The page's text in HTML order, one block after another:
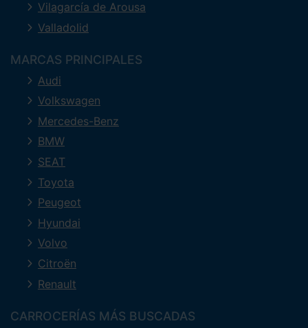
Vilagarcía de Arousa
Valladolid
MARCAS PRINCIPALES
Audi
Volkswagen
Mercedes-Benz
BMW
SEAT
Toyota
Peugeot
Hyundai
Volvo
Citroën
Renault
CARROCERÍAS MÁS BUSCADAS